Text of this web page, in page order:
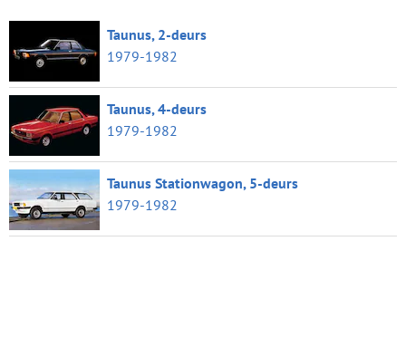
Taunus, 2-deurs
1979-1982
Taunus, 4-deurs
1979-1982
Taunus Stationwagon, 5-deurs
1979-1982